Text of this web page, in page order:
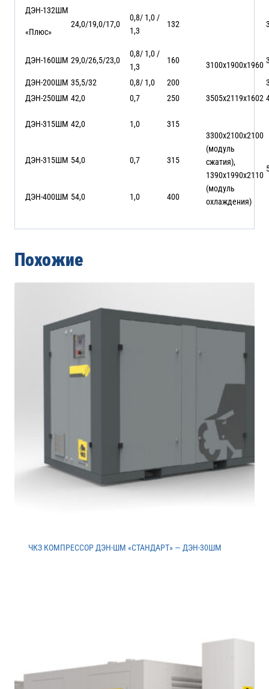
ДЭН-132ШМ
«Плюс»
24,0/19,0/17,0
0,8/ 1,0 /
1,3
132
3100х1900х1960
ДЭН-160ШМ 29,0/26,5/23,0
0,8/ 1,0 /
1,3
160
ДЭН-200ШМ 35,5/32 0,8/ 1,0 200
ДЭН-250ШМ 42,0 0,7 250 3505х2119х1602
ДЭН-315ШМ 42,0 1,0
315
3300х2100х2100
(модуль
сжатия),
1390х1990х2110
(модуль
охлаждения)
ДЭН-315ШМ 54,0 0,7 315
ДЭН-400ШМ 54,0 1,0 400
Похожие
ЧКЗ КОМПРЕССОР ДЭН-ШМ «СТАНДАРТ» — ДЭН-30ШМ